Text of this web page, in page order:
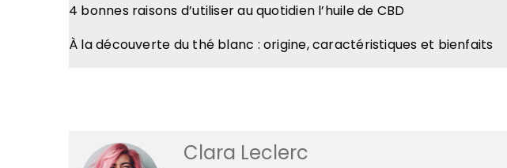
4 bonnes raisons d’utiliser au quotidien l’huile de CBD
À la découverte du thé blanc : origine, caractéristiques et bienfaits
Clara Leclerc